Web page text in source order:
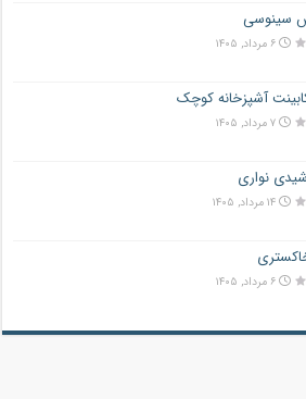
سینوسی
۶ مرداد, ۱۴۰۵
آشپزخانه کوچک
۷ مرداد, ۱۴۰۵
نواری
۱۴ مرداد, ۱۴۰۵
۶ مرداد, ۱۴۰۵